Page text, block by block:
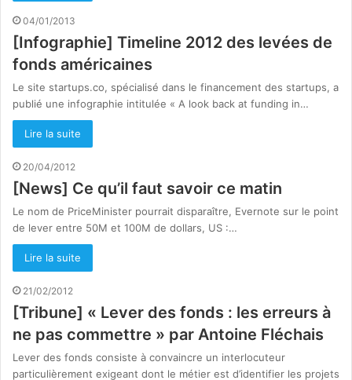
04/01/2013
[Infographie] Timeline 2012 des levées de
fonds américaines
Le site startups.co, spécialisé dans le financement des startups, a
publié une infographie intitulée « A look back at funding in…
Lire la suite
20/04/2012
[News] Ce qu’il faut savoir ce matin
Le nom de PriceMinister pourrait disparaître, Evernote sur le point
de lever entre 50M et 100M de dollars, US :…
Lire la suite
21/02/2012
[Tribune] « Lever des fonds : les erreurs à
ne pas commettre » par Antoine Fléchais
Lever des fonds consiste à convaincre un interlocuteur
particulièrement exigeant dont le métier est d’identifier les projets